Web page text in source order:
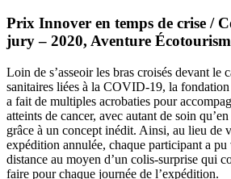
Prix Innover en temps de crise /
jury – 2020, Aventure
Loin de s’asseoir les bras croisés devant le
sanitaires liées à la COVID-19, la
a fait de multiples acrobaties pour
atteints de cancer, avec autant de soin
grâce à un concept inédit. Ainsi, au lieu de
expédition annulée, chaque participant a
distance au moyen d’un colis-surprise qui
faire pour chaque journée de l’expédition.